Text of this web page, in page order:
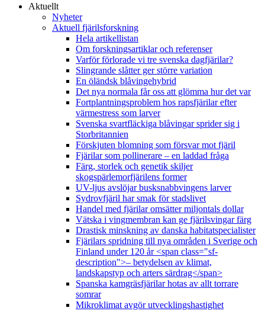
Aktuellt
Nyheter
Aktuell fjärilsforskning
Hela artikellistan
Om forskningsartiklar och referenser
Varför förlorade vi tre svenska dagfjärilar?
Slingrande slåtter ger större variation
En öländsk blåvingehybrid
Det nya normala får oss att glömma hur det var
Fortplantningsproblem hos rapsfjärilar efter
värmestress som larver
Svenska svartfläckiga blåvingar sprider sig i
Storbritannien
Förskjuten blomning som försvar mot fjäril
Fjärilar som pollinerare – en laddad fråga
Färg, storlek och genetik skiljer
skogspärlemorfjärilens former
UV-ljus avslöjar busksnabbvingens larver
Sydrovfjäril har smak för stadslivet
Handel med fjärilar omsätter miljontals dollar
Vätska i vingmembran kan ge fjärilsvingar färg
Drastisk minskning av danska habitatspecialister
Fjärilars spridning till nya områden i Sverige och
Finland under 120 år <span class="sf-
description">– betydelsen av klimat,
landskapstyp och arters särdrag</span>
Spanska kamgräsfjärilar hotas av allt torrare
somrar
Mikroklimat avgör utvecklingshastighet